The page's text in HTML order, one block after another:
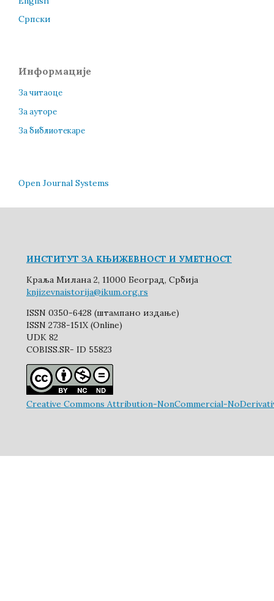
Cрпски
Информације
За читаоце
За ауторе
За библиотекаре
Open Journal Systems
ИНСТИТУТ ЗА КЊИЖЕВНОСТ И УМЕТНОСТ
Краља Милана 2, 11000 Београд, Србија
knjizevnaistorija@ikum.org.rs
ISSN 0350-6428 (штампано издање)
ISSN 2738-151X (Online)
UDK 82
COBISS.SR- ID 55823
Creative Commons Attribution-NonCommercial-